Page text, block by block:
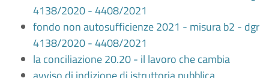
4138/2020 - 4408/2021
fondo non autosufficienze 2021 - misura b2 - dgr
4138/2020 - 4408/2021
la conciliazione 20.20 - il lavoro che cambia